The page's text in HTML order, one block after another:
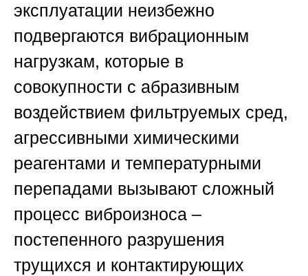
эксплуатации неизбежно
подвергаются вибрационным
нагрузкам, которые в
совокупности с абразивным
воздействием фильтруемых сред,
агрессивными химическими
реагентами и температурными
перепадами вызывают сложный
процесс виброизноса –
постепенного разрушения
трущихся и контактирующих